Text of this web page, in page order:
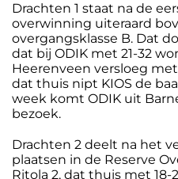
Drachten 1 staat na de
overwinning uiteraard
overgangsklasse B. Dat
dat bij ODIK met 21-32
Heerenveen versloeg met
dat thuis nipt KIOS de
week komt ODIK uit
bezoek.
Drachten 2 deelt na het
plaatsen in de Reserve
Ritola 2, dat thuis met